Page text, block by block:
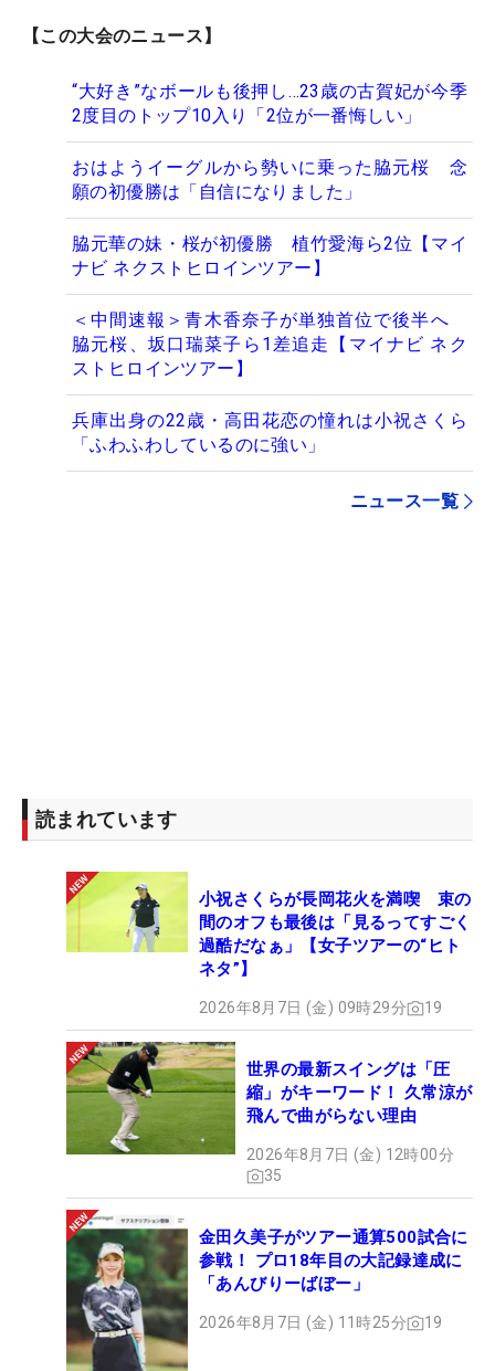
【この大会のニュース】
“大好き”なボールも後押し…23歳の古賀妃が今季
2度目のトップ10入り「2位が一番悔しい」
おはようイーグルから勢いに乗った脇元桜 念
願の初優勝は「自信になりました」
脇元華の妹・桜が初優勝 植竹愛海ら2位【マイ
ナビ ネクストヒロインツアー】
＜中間速報＞青木香奈子が単独首位で後半へ
脇元桜、坂口瑞菜子ら1差追走【マイナビ ネク
ストヒロインツアー】
兵庫出身の22歳・高田花恋の憧れは小祝さくら
「ふわふわしているのに強い」
ニュース一覧
読まれています
小祝さくらが長岡花火を満喫 束の
間のオフも最後は「見るってすごく
過酷だなぁ」【女子ツアーの“ヒト
ネタ”】
2026年8月7日 (金) 09時29分 19
世界の最新スイングは「圧
縮」がキーワード！ 久常涼が
飛んで曲がらない理由
2026年8月7日 (金) 12時00分
35
金田久美子がツアー通算500試合に
参戦！ プロ18年目の大記録達成に
「あんびりーばぼー」
2026年8月7日 (金) 11時25分 19